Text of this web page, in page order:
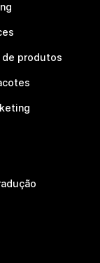
de produtos